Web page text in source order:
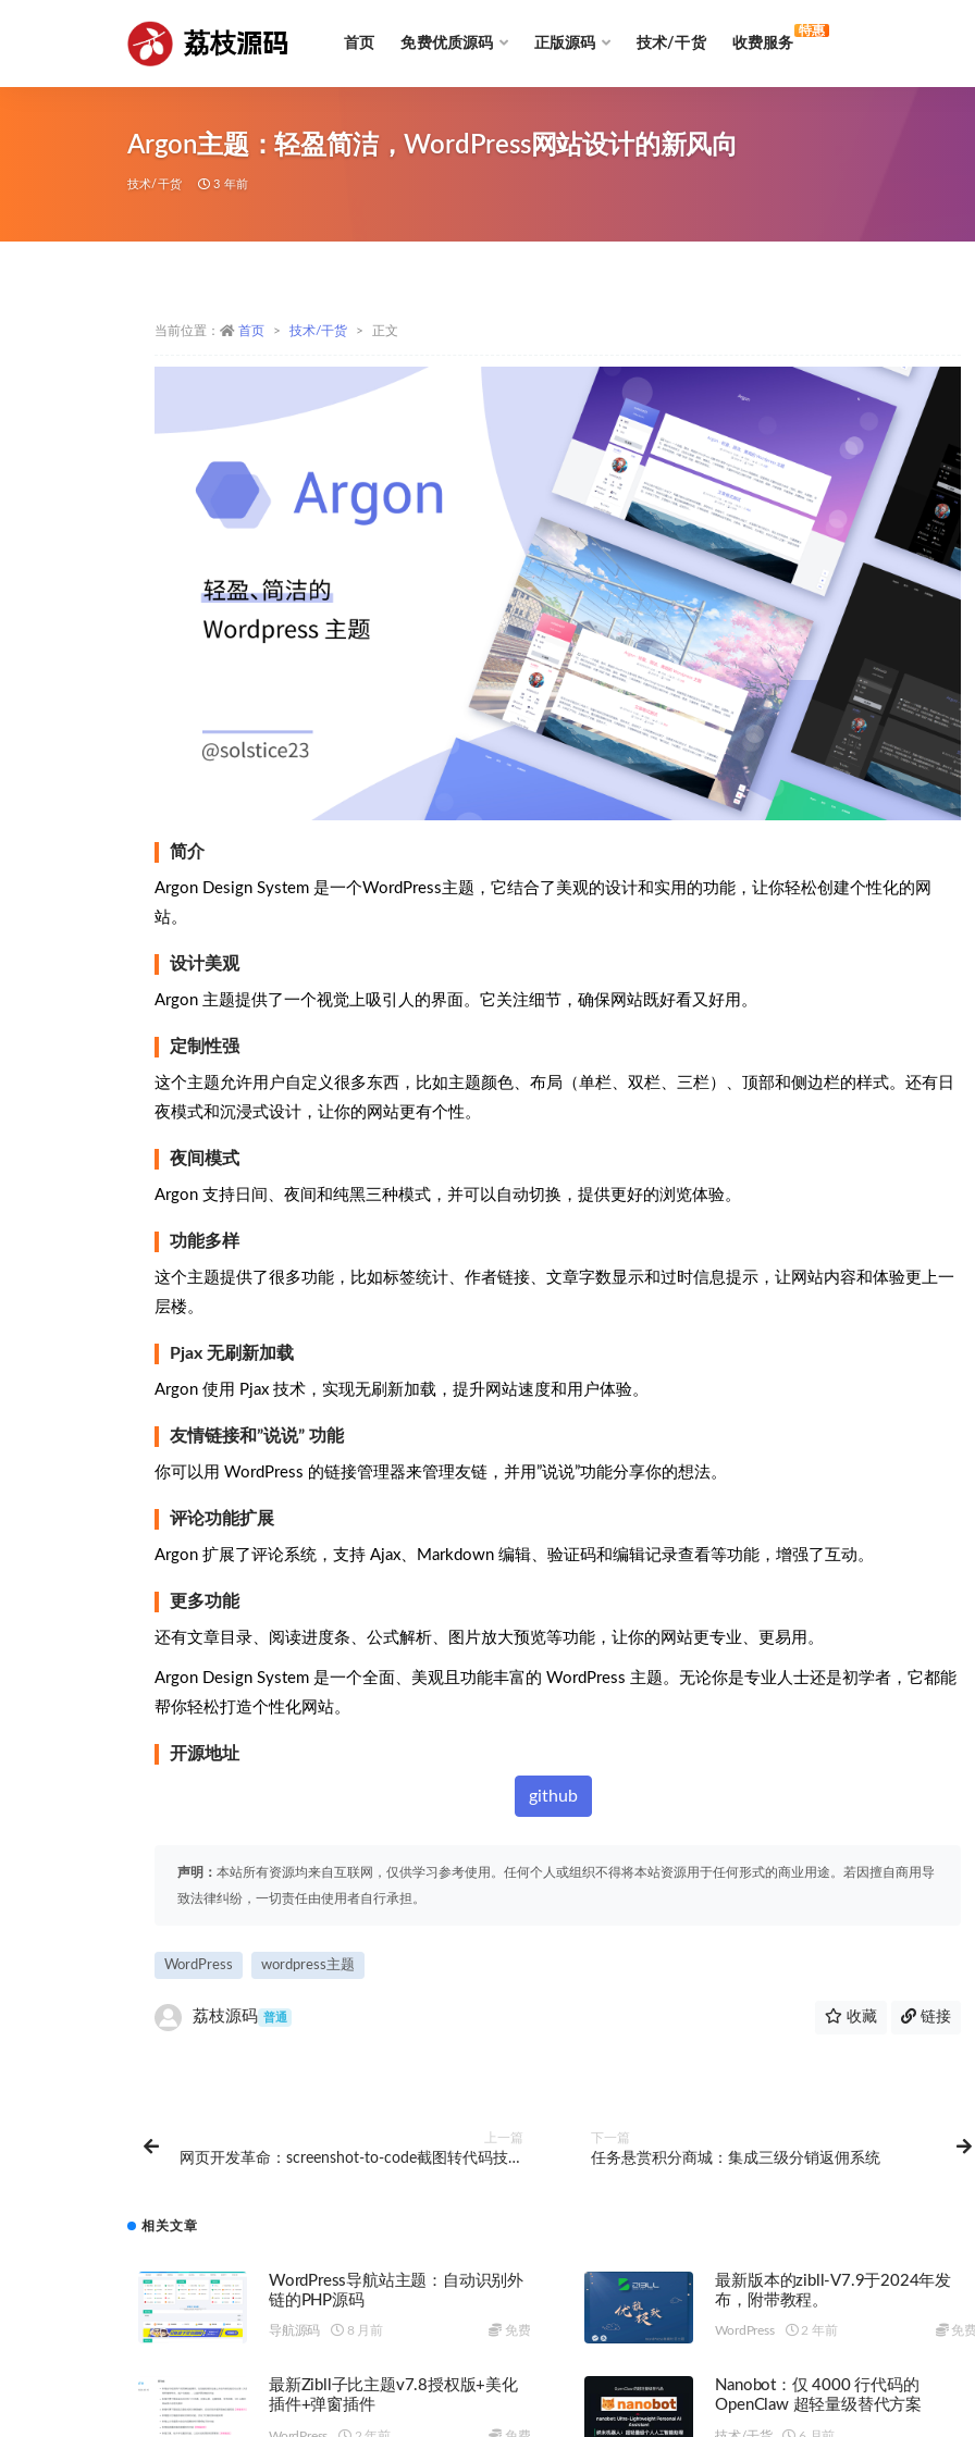
荔枝源码 首页 免费优质源码 正版源码 技术/干货 收费服务
特惠
Argon主题：轻盈简洁，WordPress网站设计的新风向
技术/干货 3 年前
当前位置： 首页 技术/干货 正文
简介
Argon Design System 是一个WordPress主题，它结合了美观的设计和实用的功能，让你轻松创建个性化的网
站。
设计美观
Argon 主题提供了一个视觉上吸引人的界面。它关注细节，确保网站既好看又好用。
定制性强
这个主题允许用户自定义很多东西，比如主题颜色、布局（单栏、双栏、三栏）、顶部和侧边栏的样式。还有日
夜模式和沉浸式设计，让你的网站更有个性。
夜间模式
Argon 支持日间、夜间和纯黑三种模式，并可以自动切换，提供更好的浏览体验。
功能多样
这个主题提供了很多功能，比如标签统计、作者链接、文章字数显示和过时信息提示，让网站内容和体验更上一
层楼。
Pjax 无刷新加载
Argon 使用 Pjax 技术，实现无刷新加载，提升网站速度和用户体验。
友情链接和”说说” 功能
你可以用 WordPress 的链接管理器来管理友链，并用”说说”功能分享你的想法。
评论功能扩展
Argon 扩展了评论系统，支持 Ajax、Markdown 编辑、验证码和编辑记录查看等功能，增强了互动。
更多功能
还有文章目录、阅读进度条、公式解析、图片放大预览等功能，让你的网站更专业、更易用。
Argon Design System 是一个全面、美观且功能丰富的 WordPress 主题。无论你是专业人士还是初学者，它都能
帮你轻松打造个性化网站。
开源地址
github
声明： 本站所有资源均来自互联网，仅供学习参考使用。任何个人或组织不得将本站资源用于任何形式的商业用途。若因擅自商用导
致法律纠纷，一切责任由使用者自行承担。
WordPress wordpress主题
荔枝源码 普通 收藏 链接
上一篇
网页开发革命：screenshot-to-code截图转代码技术
下一篇
任务悬赏积分商城：集成三级分销返佣系统
相关文章
WordPress导航站主题：自动识别外
链的PHP源码
导航源码 8 月前 免费
最新版本的zibll-V7.9于2024年发
布，附带教程。
WordPress 2 年前 免
最新Zibll子比主题v7.8授权版+美化
插件+弹窗插件
Nanobot：仅 4000 行代码的
OpenClaw 超轻量级替代方案